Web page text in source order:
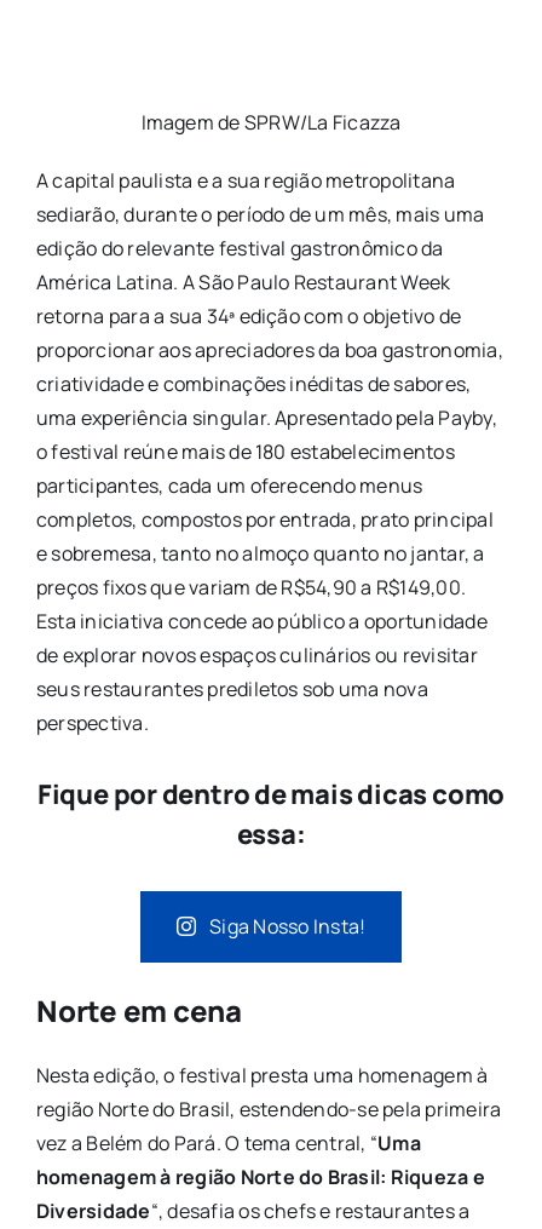
Imagem de SPRW/La Ficazza
A capital paulista e a sua região metropolitana
sediarão, durante o período de um mês, mais uma
edição do relevante festival gastronômico da
América Latina. A São Paulo Restaurant Week
retorna para a sua 34ª edição com o objetivo de
proporcionar aos apreciadores da boa gastronomia,
criatividade e combinações inéditas de sabores,
uma experiência singular. Apresentado pela Payby,
o festival reúne mais de 180 estabelecimentos
participantes, cada um oferecendo menus
completos, compostos por entrada, prato principal
e sobremesa, tanto no almoço quanto no jantar, a
preços fixos que variam de R$54,90 a R$149,00.
Esta iniciativa concede ao público a oportunidade
de explorar novos espaços culinários ou revisitar
seus restaurantes prediletos sob uma nova
perspectiva.
Fique por dentro de mais dicas como
essa:
Siga Nosso Insta!
Norte em cena
Nesta edição, o festival presta uma homenagem à
região Norte do Brasil, estendendo-se pela primeira
vez a Belém do Pará. O tema central, “Uma
homenagem à região Norte do Brasil: Riqueza e
Diversidade“, desafia os chefs e restaurantes a